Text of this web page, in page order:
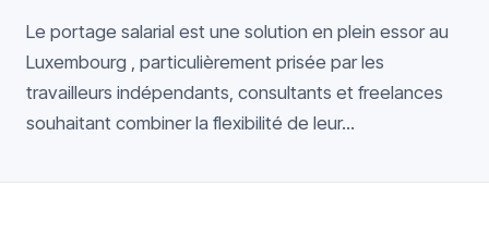
Le portage salarial est une solution en plein essor au
Luxembourg , particulièrement prisée par les
travailleurs indépendants, consultants et freelances
souhaitant combiner la flexibilité de leur...